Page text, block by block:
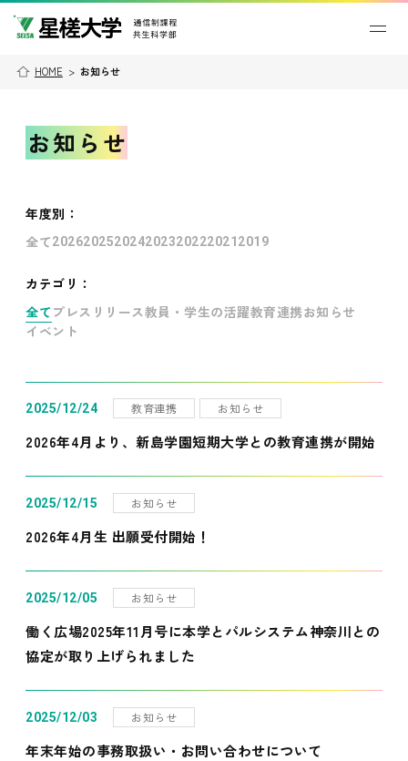
HOME > お知らせ
お知らせ
年度別 ：
全て202620252024202320222021 2019
カテゴリ：
全て プレスリリース教員・学生の活躍教育連携お知らせ
イベント
2025/12/24 教育連携 お知らせ
2026年4月より、新島学園短期大学との教育連携が開始
2025/12/15 お知らせ
2026年4月生 出願受付開始！
2025/12/05 お知らせ
働く広場2025年11月号に本学とパルシステム神奈川との
協定が取り上げられました
2025/12/03 お知らせ
年末年始の事務取扱い・お問い合わせについて